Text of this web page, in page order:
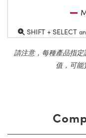
SHIFT + SELECT
請注意，每種產品指
值，可能